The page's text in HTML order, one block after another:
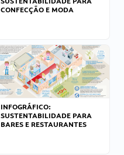
CONFECÇÃO E MODA
INFOGRÁFICO:
SUSTENTABILIDADE PARA
BARES E RESTAURANTES